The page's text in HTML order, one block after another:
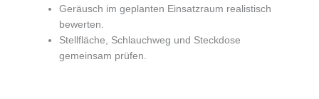
Geräusch im geplanten Einsatzraum realistisch
bewerten.
Stellfläche, Schlauchweg und Steckdose
gemeinsam prüfen.